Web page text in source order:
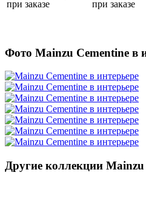
при заказе
при заказе
Фото Mainzu Cementine в
Другие коллекции Mainzu